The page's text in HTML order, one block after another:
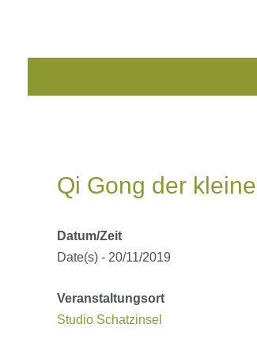
Qi Gong der
Datum/Zeit
Date(s) - 20/11/2019
Veranstaltungsort
Studio Schatzinsel